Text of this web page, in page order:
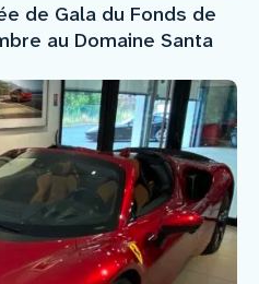
de Gala du Fonds de
au Domaine Santa